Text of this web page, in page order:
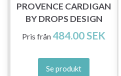
PROVENCE CARDIGAN
BY DROPS DESIGN
Pris från484.00 SEK
Se produkt